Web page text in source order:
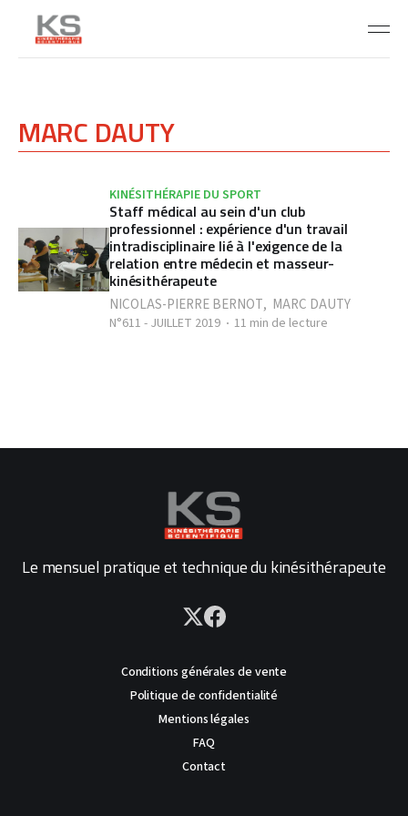
MARC DAUTY
KINÉSITHÉRAPIE DU SPORT
Staff médical au sein d'un club
professionnel : expérience d'un travail
intradisciplinaire lié à l'exigence de la
relation entre médecin et masseur-
kinésithérapeute
NICOLAS-PIERRE BERNOT, MARC DAUTY
N°611 - JUILLET 2019 11 min de lecture
Le mensuel pratique et technique du kinésithérapeute
Conditions générales de vente
Politique de confidentialité
Mentions légales
FAQ
Contact